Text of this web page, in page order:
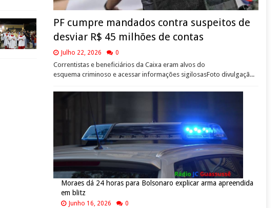
PF cumpre mandados contra suspeitos de
desviar R$ 45 milhões de contas
Julho 22, 2026 0
Correntistas e beneficiários da Caixa eram alvos do
esquema criminoso e acessar informações sigilosasFoto divulgaçã...
Moraes dá 24 horas para Bolsonaro explicar arma apreendida
em blitz
Junho 16, 2026 0